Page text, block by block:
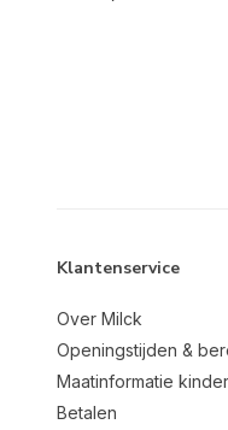
Klantenservice
Over Milck
Openingstijden &
Maatinformatie
Betalen